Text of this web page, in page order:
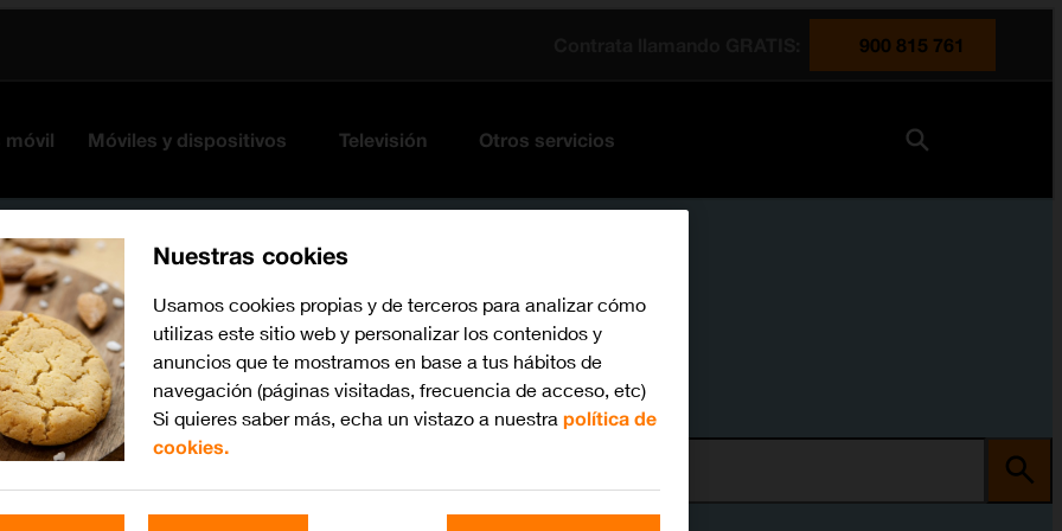
900 815 761
móvil Móviles y dispositivos Televisión Otros servicios
Nuestras cookies
Usamos cookies propias y de terceros para analizar cómo
utilizas este sitio web y personalizar los contenidos y
anuncios que te mostramos en base a tus hábitos de
navegación (páginas visitadas, frecuencia de acceso, etc)
Si quieres saber más, echa un vistazo a nuestra política de
cookies.